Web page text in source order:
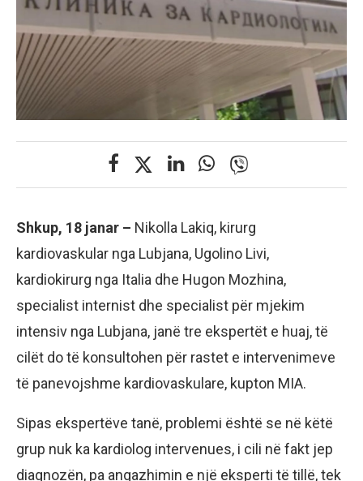
Shkup, 18 janar – Nikolla Lakiq, kirurg
kardiovaskular nga Lubjana, Ugolino Livi,
kardiokirurg nga Italia dhe Hugon Mozhina,
specialist internist dhe specialist për mjekim
intensiv nga Lubjana, janë tre ekspertët e huaj, të
cilët do të konsultohen për rastet e intervenimeve
të panevojshme kardiovaskulare, kupton MIA.
Sipas ekspertëve tanë, problemi është se në këtë
grup nuk ka kardiolog intervenues, i cili në fakt jep
diagnozën, pa angazhimin e një eksperti të tillë, tek